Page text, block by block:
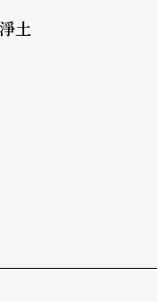
〉的末段舞蹈爲
機關槍，這些看
表現，議題特質
展現的角度去欣
檢視、透視到窺
土